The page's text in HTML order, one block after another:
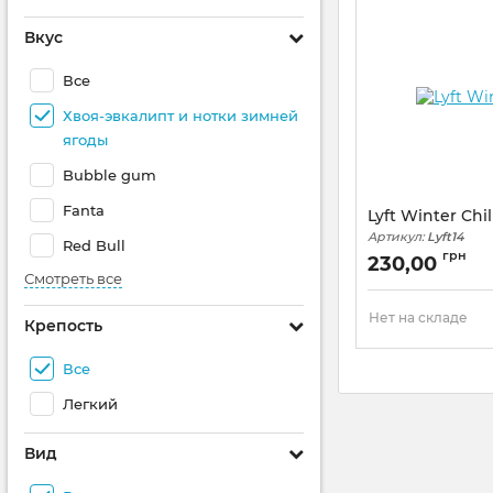
Вкус
Все
Хвоя-эвкалипт и нотки зимней
ягоды
Bubble gum
Fanta
Red Bull
Смотреть все
Крепость
Все
Легкий
Вид
Lyft Winter
Артикул:Lyft14
230,00 грн
Нет на складе